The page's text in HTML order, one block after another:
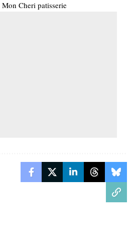
Mon Cheri patisserie